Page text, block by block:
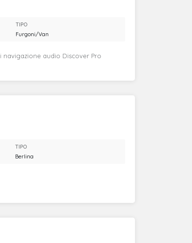
navigazione audio Discover Pro
TIPO
Furgoni/Van
TIPO
Berlina